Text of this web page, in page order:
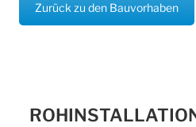
Zurück zu den Bauvorhaben